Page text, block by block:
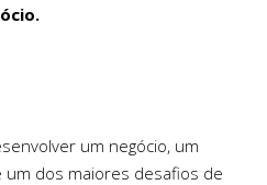
um negócio, um
dos maiores desafios de